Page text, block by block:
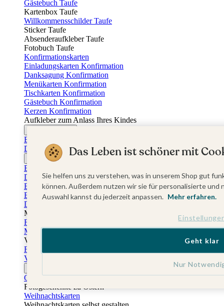
Gästebuch Taufe
Kartenbox Taufe
Willkommensschilder Taufe
Sticker Taufe
Absenderaufkleber Taufe
Fotobuch Taufe
Konfirmationskarten
Einladungskarten Konfirmation
Danksagung Konfirmation
Menükarten Konfirmation
Tischkarten Konfirmation
Gästebuch Konfirmation
Kerzen Konfirmation
Aufkleber zum Anlass Ihres Kindes
Einladungskarten Firmung
Dankeskarten Firmung
Jugendweihekarten
Einladungskarten Jugendweihe
Dankeskarten Jugendweihe
Einschulungskarten
Einladungskarten Einschulung
Danksagung Einschulung
Muttertag
Fotogeschenke Muttertag
Muttertagskarten
Vatertag
Fotogeschenke Vatertag
Vatertagskarten
Osterkarten
Fotogeschenke zu Ostern
Weihnachtskarten
Das Leben ist schöner mit
Sie helfen uns zu verstehen, was in unserem Shop gut
können. Außerdem nutzen wir sie für personalisierte
Auswahl kannst du jederzeit anpassen. Mehr erfahren.
Nur
Geht klar